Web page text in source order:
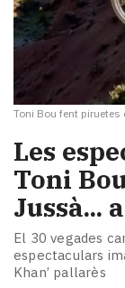
Toni Bou fent piruetes
Les
Toni
Jussà...
El 30 vegades
espectaculars
Khan’ pallarès